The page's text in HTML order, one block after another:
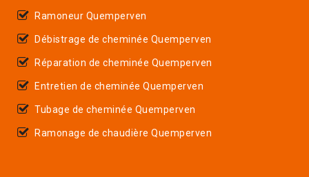
Ramoneur Quemperven
Débistrage de cheminée Quemperven
Réparation de cheminée Quemperven
Entretien de cheminée Quemperven
Tubage de cheminée Quemperven
Ramonage de chaudière Quemperven